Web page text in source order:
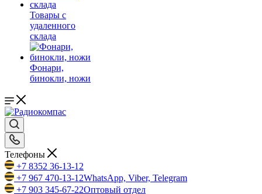
Товары с
удаленного
склада
Фонари,
бинокли, ножи
Телефоны
+7 8352 36-13-12
+7 967 470-13-12WhatsApp, Viber, Telegram
+7 903 345-67-22Оптовый отдел